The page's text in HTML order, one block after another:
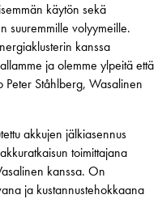
käytön sekä
suuremmille volyymeille.
kanssa
ja olemme ylpeitä että
Ståhlberg, Wasalinen
akkujen jälkiasennus
toimittajana
kanssa. On
ja kustannustehokkaana